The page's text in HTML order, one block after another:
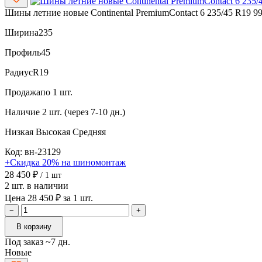
Шины летние новые Continental PremiumContact 6 235/45 R19
Ширина235
Профиль45
РадиусR19
Продажапо 1 шт.
Наличие 2 шт. (через 7-10 дн.)
Низкая Высокая Средняя
Код: вн-23129
+Скидка 20% на шиномонтаж
28 450 ₽ / 1 шт
2 шт. в наличии
Цена 28 450 ₽ за 1 шт.
−
+
В корзину
Под заказ ~7 дн.
Новые